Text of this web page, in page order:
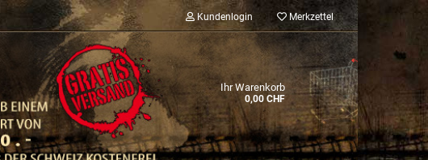
Kundenlogin Merkzettel
Ihr Warenkorb
0,00 CHF